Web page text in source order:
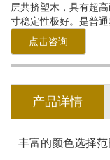
层共挤塑木，具有超
寸稳定性极好。是普
点击咨询
产品详情
丰富的颜色选择范